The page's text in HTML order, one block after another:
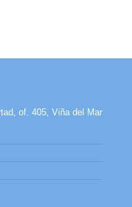
of. 405, Viña del Mar